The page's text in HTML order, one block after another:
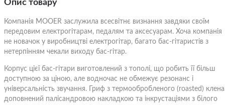
Опис товару
Компанія MOOER заслужила всесвітнє визнання завдяки своїм
передовим електрогітарам, педалям та аксесуарам. Хоча компанія
не новачок у виробництві електрогітар, багато бас-гітаристів з
нетерпінням чекали виходу бас-гітар.
Корпус цієї бас-гітари виготовлений з тополі, що робить її більш
доступною за ціною, але водночас не обмежує резонанс і
універсальність звучання. Гриф з термообробленого (roasted) клена
доповнений палісандровою накладкою та інкрустаціями з білого